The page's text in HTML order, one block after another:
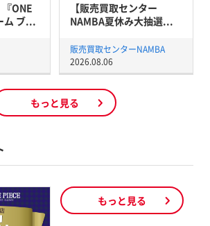
【販売買取センター
NAMBA夏休み大抽選...
販売買取センターNAMBA
2026.08.06
『ONE
ム ブ...
もっと見る
もっと見る